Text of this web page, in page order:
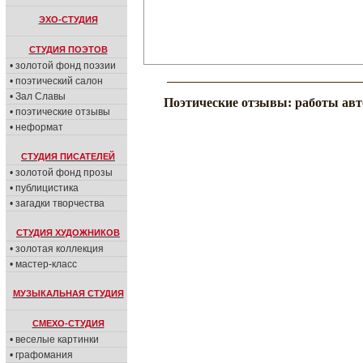
ЭХО-СТУДИЯ
СТУДИЯ ПОЭТОВ
• золотой фонд поэзии
• поэтический салон
• Зал Славы
• поэтические отзывы
• неформат
СТУДИЯ ПИСАТЕЛЕЙ
• золотой фонд прозы
• публицистика
• загадки творчества
СТУДИЯ ХУДОЖНИКОВ
• золотая коллекция
• мастер-класс
МУЗЫКАЛЬНАЯ СТУДИЯ
СМЕХО-СТУДИЯ
• веселые картинки
• графомания
Поэтические отзывы: работы